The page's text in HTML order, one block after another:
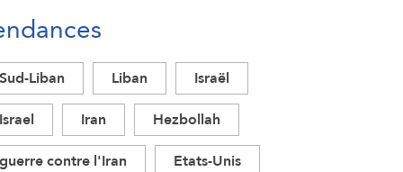
Sud-Liban Liban
Israël
Israel
Iran
Hezbollah
guerre contre l'Iran
Etats-Unis